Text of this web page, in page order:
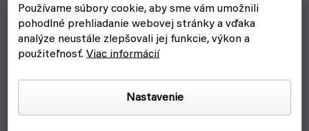
Používame súbory cookie, aby sme vám umožnili
pohodlné prehliadanie webovej stránky a vďaka
analýze neustále zlepšovali jej funkcie, výkon a
použiteľnosť.Viac informácií
Nastavenie
zachycuje v tom nejlepším. Pokud se dá u Mimoňů o tom
nejlepším vůbec mluvit.